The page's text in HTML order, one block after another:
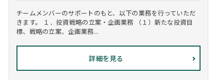
チームメンバーのサポートのもと、以下の業務を行っていただ
きます。 １．投資戦略の立案・企画業務 （１）新たな投資目
標、戦略の立案、企画業務...
詳細を見る